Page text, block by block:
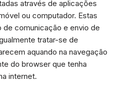
através de aplicações
ou computador. Estas
comunicação e envio de
tratar-se de
aquando na navegação
do browser que tenha
internet.